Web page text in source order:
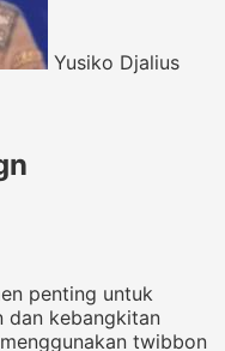
Yusiko Djalius
penting untuk
dan kebangkitan
twibbon